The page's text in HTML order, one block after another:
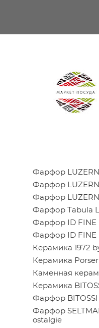
Фарфор
Фарфор
Фарфор
Фарфор Tabula
Фарфор ID FINE
Фарфор ID FINE
Керамика 1972
Керамика
Каменная
Керамика
Фарфор
Фарфор
ostalgie